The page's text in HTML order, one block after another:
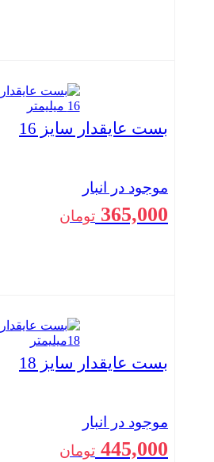
بست عایقدار سایز 16
موجود در انبار
365,000 تومان
بست عایقدار سایز 18
موجود در انبار
445,000 تومان